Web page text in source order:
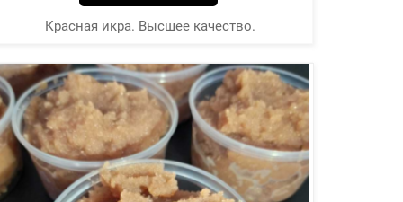
Красная икра. Высшее качество.